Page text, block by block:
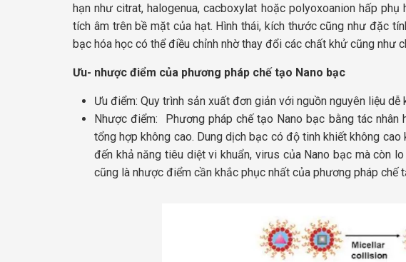
hạn như citrat, halogenua, cacboxylat hoặc polyoxoanion hấp
tích âm trên bề mặt của hạt. Hình thái, kích thước cũng như đặc
bạc hóa học có thể điều chỉnh nhờ thay đổi các chất khử cũng như
Ưu- nhược điểm của phương pháp chế tạo Nano bạc
Ưu điểm: Quy trình sản xuất đơn giản với nguồn nguyên liệu dễ
Nhược điểm: Phương pháp chế tạo Nano bạc bằng tác
tổng hợp không cao. Dung dịch bạc có độ tinh khiết không
đến khả năng tiêu diệt vi khuẩn, virus của Nano bạc mà còn
cũng là nhược điểm cần khắc phục nhất của phương pháp chế